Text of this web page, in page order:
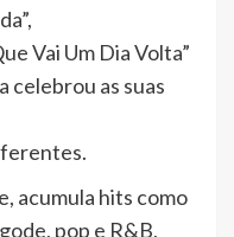
Vai Um Dia Volta”
celebrou as suas
acumula hits como
pop e R&B,